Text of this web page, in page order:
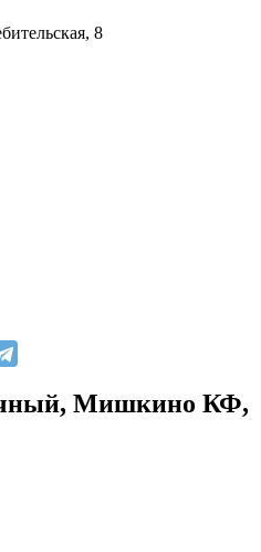
8
Мишкино КФ,